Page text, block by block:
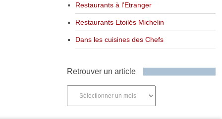
Restaurants à l’Etranger
Restaurants Etoilés Michelin
Dans les cuisines des Chefs
Retrouver un article